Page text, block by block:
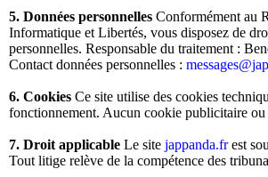
5. Données personnelles Conformément au
Informatique et Libertés, vous disposez de
personnelles. Responsable du traitement :
Contact données personnelles :
6. Cookies Ce site utilise des cookies
fonctionnement. Aucun cookie publicitaire ou
7. Droit applicable Le site jappanda.frest
Tout litige relève de la compétence des